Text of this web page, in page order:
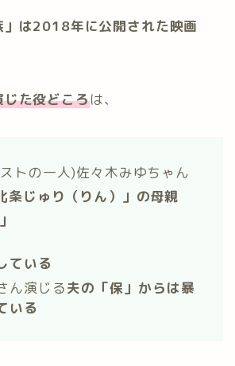
」は2018年に公開された映画
た役どころは、
トの一人)佐々木みゆちゃん
条じゅり（りん）」の母親
ている
ん演じる夫の「保」からは暴
いる